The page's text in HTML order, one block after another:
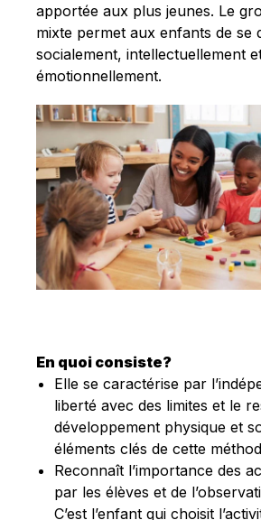
apportée aux plus jeunes. Le
mixte permet aux enfants de se
socialement, intellectuellement
émotionnellement.
En quoi consiste?
Elle se caractérise par
liberté avec des limites et le
développement physique et
éléments clés de cette
Reconnaît l’importance des
par les élèves et de
C’est l’enfant qui choisit